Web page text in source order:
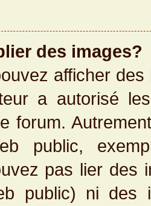
des images?
afficher
a autorisé
forum.
public,
pas lier des
public) ni des